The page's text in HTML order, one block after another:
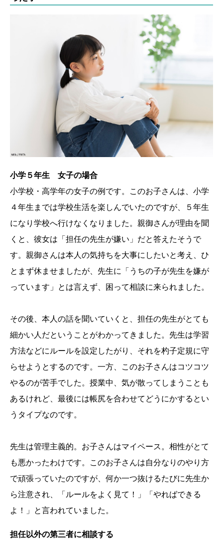
小学５年生 女子の場合
小学校・高学年の女子の例です。このお子さんは、小学
４年生までは学校生活を楽しんでいたのですが、５年生
になり学校へ行けなくなりました。親御さんが理由を聞
くと、彼女は「担任の先生が嫌い」だと答えたそうで
す。親御さんは本人の気持ちを大事にしたいと考え、ひ
とまず休ませましたが、先生に「うちの子が先生を嫌が
っています」とは言えず、困って相談に来られました。
その後、本人の話を聞いていくと、担任の先生がとても
細かい人だということがわかってきました。先生は学習
方法などにルールを設定したがり、それを杓子定規に守
らせようとするのです。一方、このお子さんはコツコツ
やるのが苦手でした。授業中、気が散ってしまうことも
あるけれど、最後には帳尻を合わせてどうにかするとい
うタイプなのです。
先生は管理主義的。お子さんはマイペース。相性がとて
も悪かったわけです。このお子さんは自分なりのやり方
で頑張っていたのですが、何か一つ抜けるたびに先生か
ら注意され、「ルールをよく見て！」「やればできる
よ！」と言われていました。
担任以外の第三者に相談する